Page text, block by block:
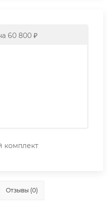
60 800 ₽
комплект
Отзывы (0)